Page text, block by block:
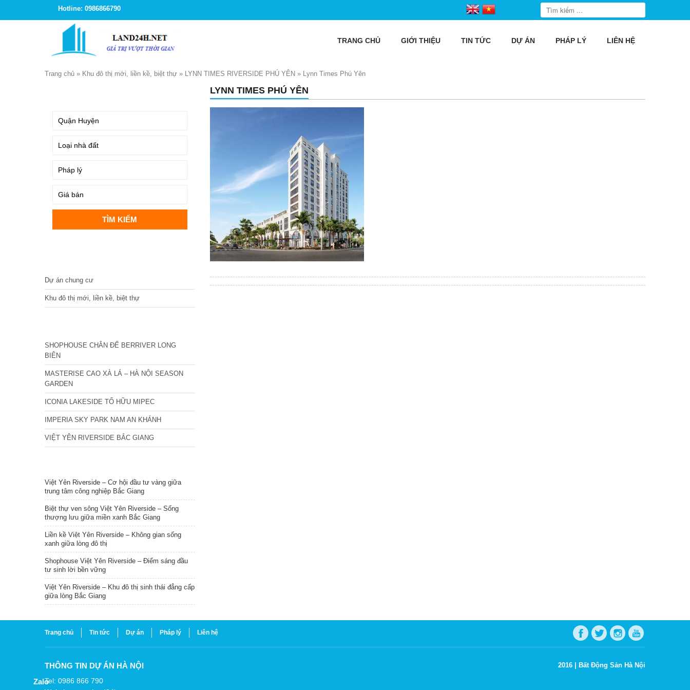
Hotline: 0986866790
TRANG CHỦ GIỚI THIỆU TIN TỨC DỰ ÁN PHÁP LÝ LIÊN HỆ
Trang chủ » Khu đô thị mới, liền kề, biệt thự » LYNN TIMES RIVERSIDE PHÚ YÊN » Lynn Times Phú Yên
LYNN TIMES PHÚ YÊN
Dự án chung cư
Khu đô thị mới, liền kề, biệt thự
SHOPHOUSE CHÂN ĐẾ BERRIVER LONG
BIÊN
MASTERISE CAO XÀ LÁ – HÀ NỘI SEASON
GARDEN
ICONIA LAKESIDE TỐ HỮU MIPEC
IMPERIA SKY PARK NAM AN KHÁNH
VIỆT YÊN RIVERSIDE BẮC GIANG
Việt Yên Riverside – Cơ hội đầu tư vàng giữa
trung tâm công nghiệp Bắc Giang
Biệt thự ven sông Việt Yên Riverside – Sống
thượng lưu giữa miền xanh Bắc Giang
Liền kề Việt Yên Riverside – Không gian sống
xanh giữa lòng đô thị
Shophouse Việt Yên Riverside – Điểm sáng đầu
tư sinh lời bền vững
Việt Yên Riverside – Khu đô thị sinh thái đẳng cấp
giữa lòng Bắc Giang
Trang chủ Tin tức Dự án Pháp lý Liên hệ
THÔNG TIN DỰ ÁN HÀ NỘI
Tel: 0986 866 790
2016 | Bất Động Sản Hà Nội
Zalo